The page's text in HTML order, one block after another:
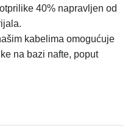
40% napravljen od
kabelima omogućuje
na bazi nafte, poput